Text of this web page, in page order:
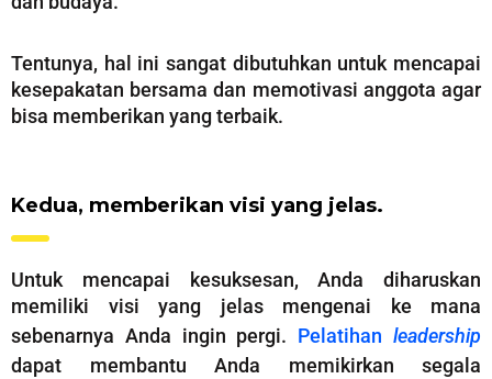
Tentunya, hal ini sangat dibutuhkan untuk mencapai
kesepakatan bersama dan memotivasi anggota agar
bisa memberikan yang terbaik.
Kedua, memberikan visi yang jelas.
Untuk mencapai kesuksesan, Anda diharuskan
memiliki visi yang jelas mengenai ke mana
sebenarnya Anda ingin pergi. Pelatihanleadership
dapat membantu Anda memikirkan segala